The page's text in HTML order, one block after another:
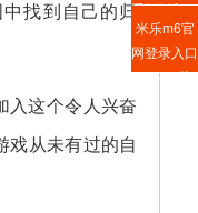
找到自己的归
入这个令人兴奋
戏从未有过的自
手机版入口
米乐m6官
网登录入口
APP下载